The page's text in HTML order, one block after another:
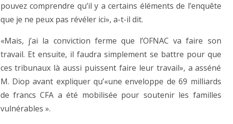
pouvez comprendre qu’il y a certains éléments de l’enquête
que je ne peux pas révéler ici», a-t-il dit.
«Mais, j’ai la conviction ferme que l’OFNAC va faire son
travail. Et ensuite, il faudra simplement se battre pour que
ces tribunaux là aussi puissent faire leur travail», a asséné
M. Diop avant expliquer qu’«une enveloppe de 69 milliards
de francs CFA a été mobilisée pour soutenir les familles
vulnérables ».